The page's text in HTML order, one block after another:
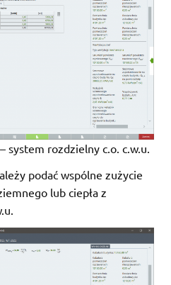
system rozdzielny c.o. c.w.u.
podać wspólne zużycie
lub ciepła z